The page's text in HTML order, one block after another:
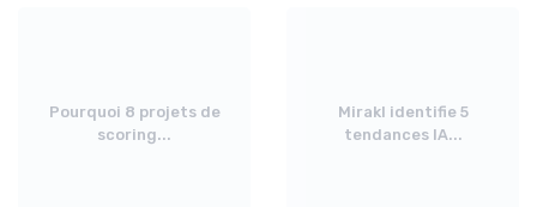
Pourquoi 8 projets de
scoring...
Mirakl identifie 5
tendances IA...